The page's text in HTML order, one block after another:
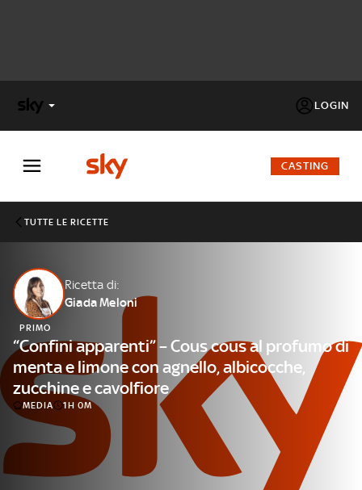
LOGIN
FACTOR
Cos’altro vedere:
PROGRAMMI SKY
Un mondo di offerte:
SKY.IT
NOW
CASTING
TUTTE LE RICETTE
Ricetta di:
Giada Meloni
PRIMO
“Confini apparenti” – Cous cous al profumo di
menta e limone con agnello, albicocche,
zucchine e cavolfiore
MEDIA 1H 0M